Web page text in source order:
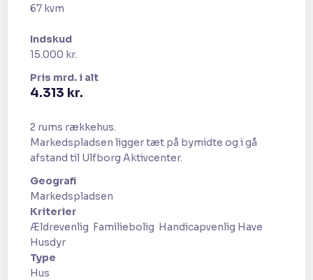
67 kvm​
Indskud
15.000 kr.
Pris​ mrd. i alt
​4.313 kr.
2 rums rækkehus.
Markedspladsen ligger tæt på bymidte og i gå
afstand til Ulfborg Aktivcenter.
Geografi​
​Markedspladsen
Kriterier
Ældrevenlig ​ Familiebolig ​ Handicapvenlig Have ​
Husdyr​
Type
​Hus